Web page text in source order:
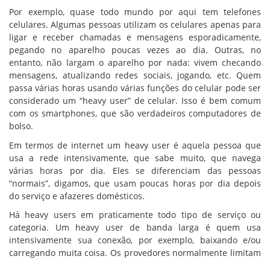
Por exemplo, quase todo mundo por aqui tem telefones
celulares. Algumas pessoas utilizam os celulares apenas para
ligar e receber chamadas e mensagens esporadicamente,
pegando no aparelho poucas vezes ao dia. Outras, no
entanto, não largam o aparelho por nada: vivem checando
mensagens, atualizando redes sociais, jogando, etc. Quem
passa várias horas usando várias funções do celular pode ser
considerado um “heavy user” de celular. Isso é bem comum
com os smartphones, que são verdadeiros computadores de
bolso.
Em termos de internet um heavy user é aquela pessoa que
usa a rede intensivamente, que sabe muito, que navega
várias horas por dia. Eles se diferenciam das pessoas
“normais”, digamos, que usam poucas horas por dia depois
do serviço e afazeres domésticos.
Há heavy users em praticamente todo tipo de serviço ou
categoria. Um heavy user de banda larga é quem usa
intensivamente sua conexão, por exemplo, baixando e/ou
carregando muita coisa. Os provedores normalmente limitam